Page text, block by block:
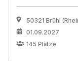
50321 Brühl
01.09.2027
145 Plätze